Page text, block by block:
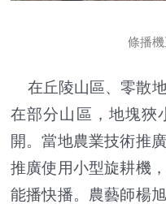
條播
在丘陵山區、零散地
在部分山區，地塊狹
開。當地農業技術推
推廣使用小型旋耕機
能播快播。農藝師楊